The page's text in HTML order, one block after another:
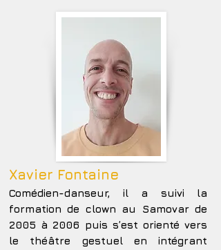
Xavier Fontaine
Comédien-danseur, il a suivi la
formation de clown au Samovar de
2005 à 2006 puis s’est orienté vers
le théâtre gestuel en intégrant